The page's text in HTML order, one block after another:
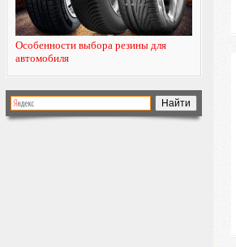
Особенности выбора резины для
автомобиля